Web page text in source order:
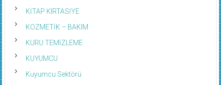
KİTAP KIRTASİYE
KOZMETİK – BAKIM
KURU TEMİZLEME
KUYUMCU
Kuyumcu Sektörü